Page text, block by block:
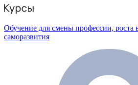
Обучение для смены профессии, роста
саморазвития